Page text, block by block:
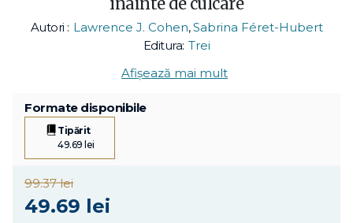
Autori : Lawrence J. Cohen,Sabrina Féret-Hubert
Editura: Trei
Afișează mai mult
Formate disponibile
Tipărit
49.69 lei
99.37 lei
49.69 lei